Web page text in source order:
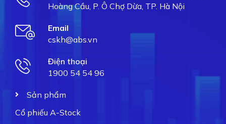
Hoàng Cầu, P. Ô Chợ Dừa, TP. Hà Nội
Email
cskh@abs.vn
Điện thoại
1900 54 54 96
Sản phẩm
Cổ phiếu A-Stock